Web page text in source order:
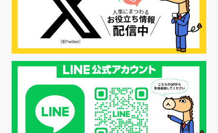
#転職ファストパス #PRO #採用代行
#エシカル採用 #エシカル就活
#メンタルヘルス #年間採用計画
#年間採用 #応募数の増やし方 #26卒
#27採用プレ #高校生採用
#面接フィードバック #不法就労